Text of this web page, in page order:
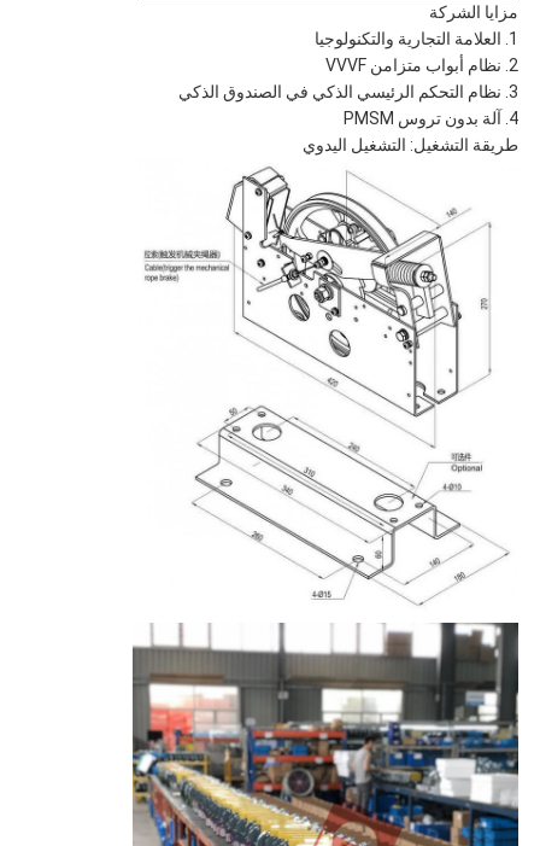
مزايا الشركة
1. العلامة التجارية والتكنولوجيا
2. نظام أبواب متزامن VVVF
3. نظام التحكم الرئيسي الذكي في الصندوق الذكي
4. آلة بدون تروس PMSM
طريقة التشغيل: التشغيل اليدوي